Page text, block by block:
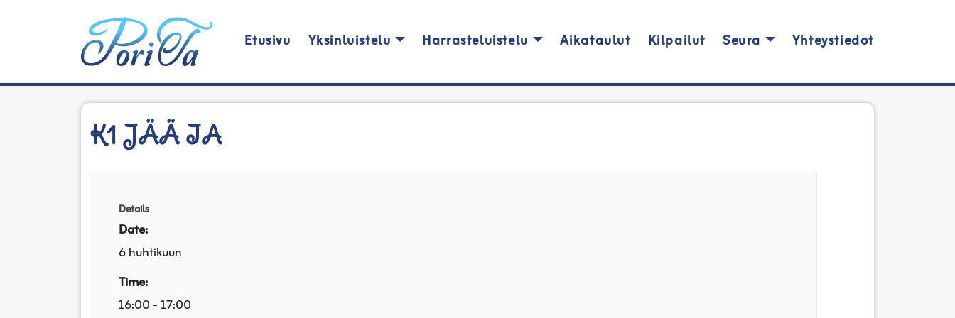
Päävalikko Etusivu Yksinluistelu Harrasteluistelu Aikataulut Kilpailut Seura Yhteystiedot
K1 JÄÄ IA
Details
Date:
6 huhtikuun
Time:
16:00 - 17:00